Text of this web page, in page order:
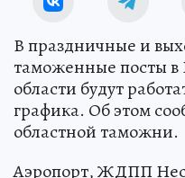
В праздничные и
таможенные посты
области будут
графика. Об этом
областной таможни.